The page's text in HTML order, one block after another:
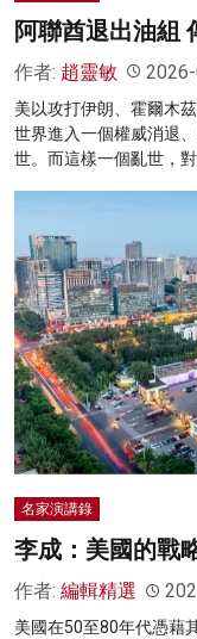
阿聯酋退出油組
作者: 趙靈敏
美以攻打伊朗、霍爾木
世界進入一個權威消退
世。而這樣一個亂世，
名家演講錄
李成：美國的戰
作者: 編輯精選
美國在50至80年代憑藉